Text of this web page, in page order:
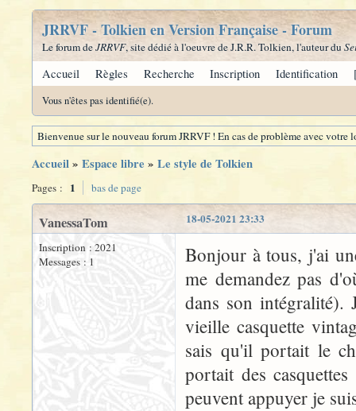
JRRVF - Tolkien en Version Française - Forum
Le forum deJRRVF, site dédié à l'oeuvre de J.R.R. Tolkien, l'auteur du
Accueil Règles Recherche Inscription Identification
Vous n'êtes pas identifié(e).
Bienvenue sur le nouveau forum JRRVF ! En cas de problème avec
Accueil» Espace libre » Le style de Tolkien
Pages : 1 bas de page
18-05-2021 23:33
VanessaTom
Inscription : 2021
Messages : 1
Bonjour à tous, j'ai
me demandez pas
dans son
vieille casquette
sais qu'il portait le
portait des
peuvent appuyer je